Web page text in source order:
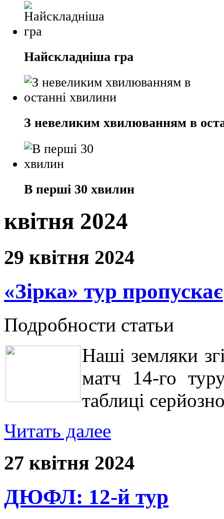
Найскладніша гра
З невеликим хвилюванням в
В перші 30 хвилин
квітня 2024
29 квітня 2024
«Зірка» тур пропускає
Подробности статьи
Наші земляки
матч 14-го
таблиці
Читать далее
27 квітня 2024
ДЮФЛ: 12-й тур